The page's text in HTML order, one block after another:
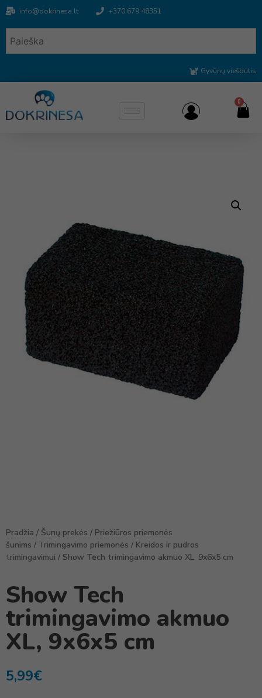
info@dokrinesa.lt +370 679 48351
Gyvūnų viešbutis
0
Pradžia / Šunų prekės / Priežiūros priemonės
šunims / Trimingavimo priemonės / Kreidos ir pudros
trimingavimui / Show Tech trimingavimo akmuo XL, 9x6x5 cm
Show Tech
trimingavimo akmuo
XL, 9x6x5 cm
5,99€